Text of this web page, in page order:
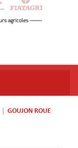
GOUJON ROUE